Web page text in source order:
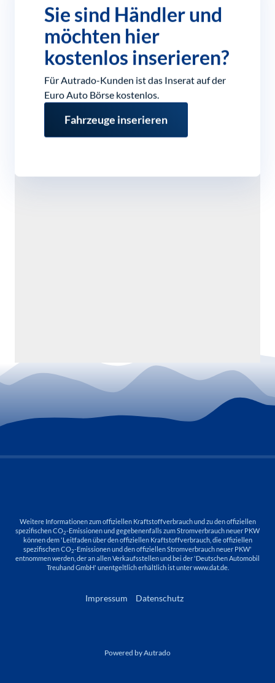
Sie sind Händler und
möchten hier
kostenlos inserieren?
Für Autrado-Kunden ist das Inserat auf der
Euro Auto Börse kostenlos.
Fahrzeuge inserieren
Weitere Informationen zum offiziellen Kraftstoffverbrauch und zu den offiziellen
spezifischen CO2-Emissionen und gegebenenfalls zum Stromverbrauch neuer PKW
können dem 'Leitfaden über den offiziellen Kraftstoffverbrauch, die offiziellen
spezifischen CO2-Emissionen und den offiziellen Stromverbrauch neuer PKW'
entnommen werden, der an allen Verkaufsstellen und bei der 'Deutschen Automobil
Treuhand GmbH' unentgeltlich erhältlich ist unter www.dat.de.
Impressum Datenschutz
Powered by Autrado